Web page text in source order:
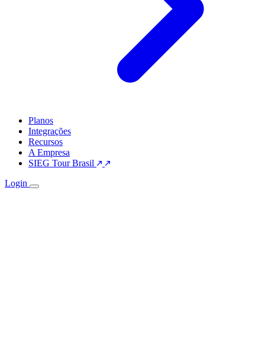
Planos
Integrações
Recursos
A Empresa
SIEG Tour Brasil
Login